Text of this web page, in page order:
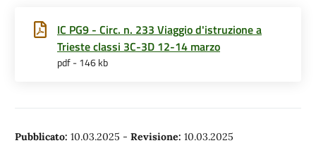
IC PG9 - Circ. n. 233 Viaggio d'istruzione a
Trieste classi 3C-3D 12-14 marzo
pdf - 146 kb
Pubblicato: 10.03.2025 - Revisione: 10.03.2025